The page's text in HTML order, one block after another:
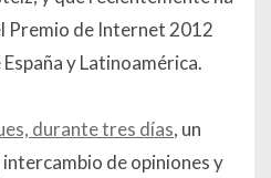
Premio de Internet 2012
y Latinoamérica.
durante tres días, un
de opiniones y